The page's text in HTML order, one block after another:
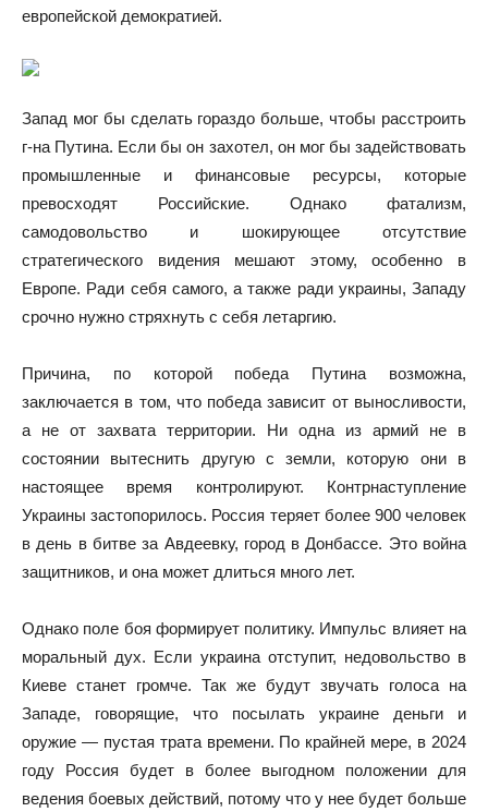
европейской демократией.
Запад мог бы сделать гораздо больше, чтобы расстроить
г-на Путина. Если бы он захотел, он мог бы задействовать
промышленные и финансовые ресурсы, которые
превосходят Российские. Однако фатализм,
самодовольство и шокирующее отсутствие
стратегического видения мешают этому, особенно в
Европе. Ради себя самого, а также ради украины, Западу
срочно нужно стряхнуть с себя летаргию.
Причина, по которой победа Путина возможна,
заключается в том, что победа зависит от выносливости,
а не от захвата территории. Ни одна из армий не в
состоянии вытеснить другую с земли, которую они в
настоящее время контролируют. Контрнаступление
Украины застопорилось. Россия теряет более 900 человек
в день в битве за Авдеевку, город в Донбассе. Это война
защитников, и она может длиться много лет.
Однако поле боя формирует политику. Импульс влияет на
моральный дух. Если украина отступит, недовольство в
Киеве станет громче. Так же будут звучать голоса на
Западе, говорящие, что посылать украине деньги и
оружие — пустая трата времени. По крайней мере, в 2024
году Россия будет в более выгодном положении для
ведения боевых действий, потому что у нее будет больше